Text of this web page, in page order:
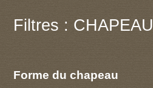
Filtres : CHAPEAU
Forme du chapeau